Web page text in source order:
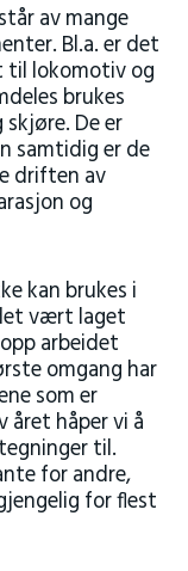
av mange
Bl.a. er det
lokomotiv og
brukes
De er
samtidig er de
driften av
og
kan brukes i
vært laget
arbeidet
omgang har
som er
håper vi å
til.
for andre,
for flest